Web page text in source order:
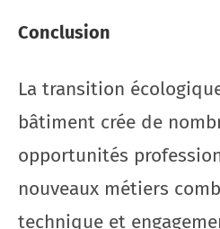
Conclusion
La transition
bâtiment crée de
opportunités
nouveaux métiers
technique et